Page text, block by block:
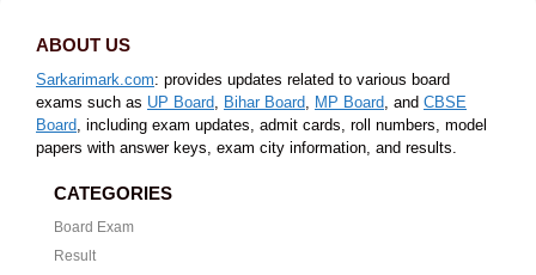
ABOUT US
Sarkarimark.com: provides updates related to various board
exams such as UP Board, Bihar Board, MP Board, and CBSE
Board, including exam updates, admit cards, roll numbers, model
papers with answer keys, exam city information, and results.
CATEGORIES
Board Exam
Result